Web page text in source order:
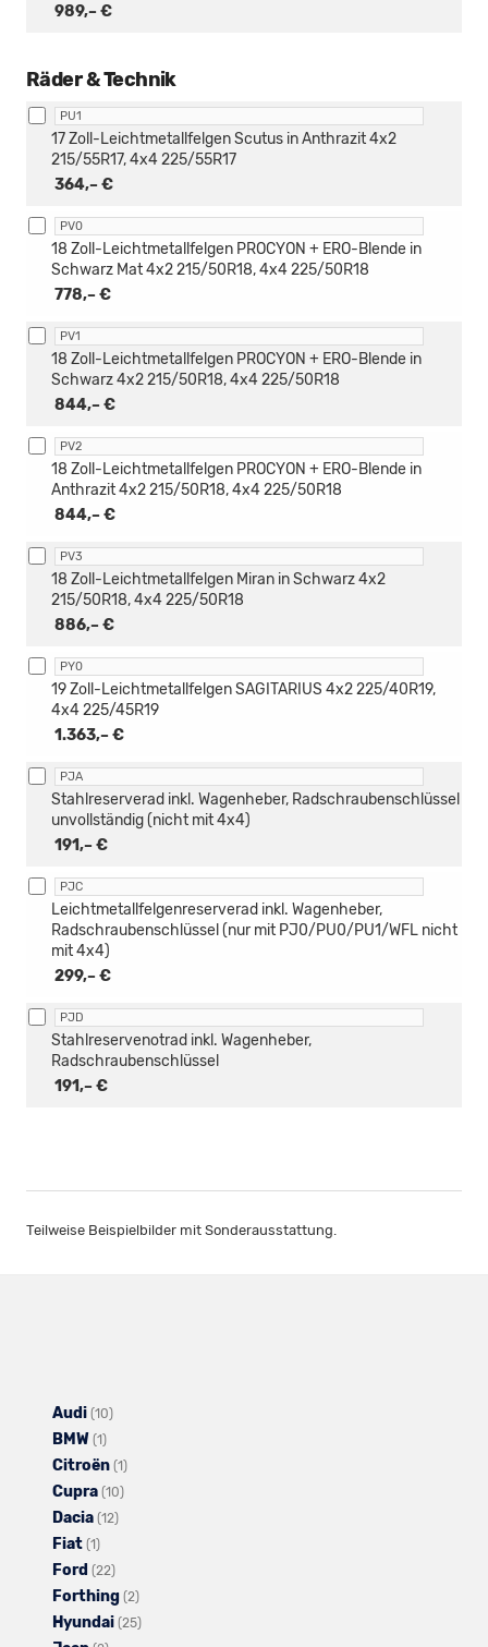
989,– €
Räder & Technik
PU1
364,– €
17 Zoll-Leichtmetallfelgen Scutus in Anthrazit 4x2
215/55R17, 4x4 225/55R17
PV0
778,– €
18 Zoll-Leichtmetallfelgen PROCYON + ERO-Blende in
Schwarz Mat 4x2 215/50R18, 4x4 225/50R18
PV1
844,– €
18 Zoll-Leichtmetallfelgen PROCYON + ERO-Blende in
Schwarz 4x2 215/50R18, 4x4 225/50R18
PV2
844,– €
18 Zoll-Leichtmetallfelgen PROCYON + ERO-Blende in
Anthrazit 4x2 215/50R18, 4x4 225/50R18
PV3
886,– €
18 Zoll-Leichtmetallfelgen Miran in Schwarz 4x2
215/50R18, 4x4 225/50R18
PY0
1.363,– €
19 Zoll-Leichtmetallfelgen SAGITARIUS 4x2 225/40R19,
4x4 225/45R19
PJA
191,– €
Stahlreserverad inkl. Wagenheber, Radschraubenschlüssel
unvollständig (nicht mit 4x4)
PJC
299,– €
Leichtmetallfelgenreserverad inkl. Wagenheber,
Radschraubenschlüssel (nur mit PJ0/PU0/PU1/WFL nicht
mit 4x4)
PJD
191,– €
Stahlreservenotrad inkl. Wagenheber,
Radschraubenschlüssel
Teilweise Beispielbilder mit Sonderausstattung.
Audi (10)
von
Audi
anzeigen
BMW (1)
Fahrzeuge
von
BMW
Citroën (1)
Cupra (10)
anzeigen
Dacia (12)
Dacia
anzeigen
Fiat (1)
Fahrzeuge
von
Fiat
Ford (22)
Fahrzeuge
von
Forthing (2)
Fahrzeuge
Hyundai (25)